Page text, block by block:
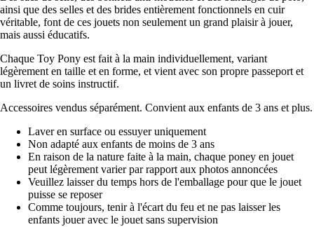
ainsi que des selles et des brides entièrement fonctionnels en cuir
véritable, font de ces jouets non seulement un grand plaisir à jouer,
mais aussi éducatifs.
Chaque Toy Pony est fait à la main individuellement, variant
légèrement en taille et en forme, et vient avec son propre passeport et
un livret de soins instructif.
Accessoires vendus séparément. Convient aux enfants de 3 ans et plus.
Laver en surface ou essuyer uniquement
Non adapté aux enfants de moins de 3 ans
En raison de la nature faite à la main, chaque poney en jouet
peut légèrement varier par rapport aux photos annoncées
Veuillez laisser du temps hors de l'emballage pour que le jouet
puisse se reposer
Comme toujours, tenir à l'écart du feu et ne pas laisser les
enfants jouer avec le jouet sans supervision